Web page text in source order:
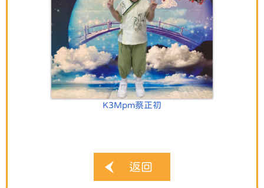
K3Mpm蔡正初
返回